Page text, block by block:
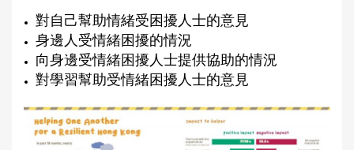
對自己幫助情緒受困擾人士的意見
身邊人受情緒困擾的情況
向身邊受情緒困擾人士提供協助的情況
對學習幫助受情緒困擾人士的意見